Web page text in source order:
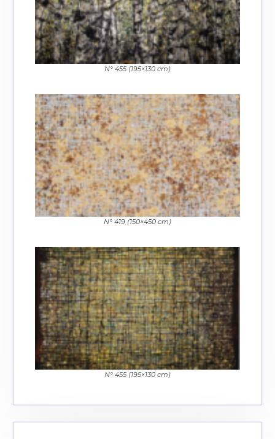
N° 455 (195×130 cm)
N° 419 (150×450 cm)
N° 455 (195×130 cm)